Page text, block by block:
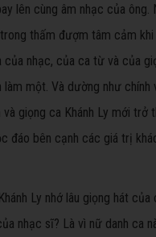
lên cùng âm nhạc của ông.
thấm đượm tâm cảm khi
của nhạc, của ca từ và của
làm một. Và dường như chính
và giọng ca Khánh Ly mới trở
đáo bên cạnh các giá trị
Ly nhớ lâu giọng hát
nhạc sĩ? Là vì nữ danh ca